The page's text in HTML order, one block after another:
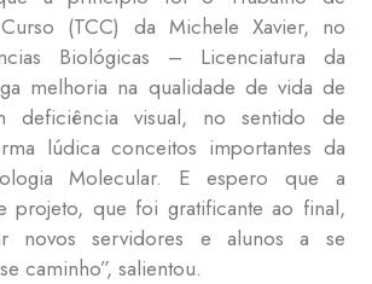
(TCC) da Michele Xavier, no
Biológicas – Licenciatura da
melhoria na qualidade de vida de
deficiência visual, no sentido de
lúdica conceitos importantes da
Molecular. E espero que a
projeto, que foi gratificante ao final,
novos servidores e alunos a se
caminho”, salientou.